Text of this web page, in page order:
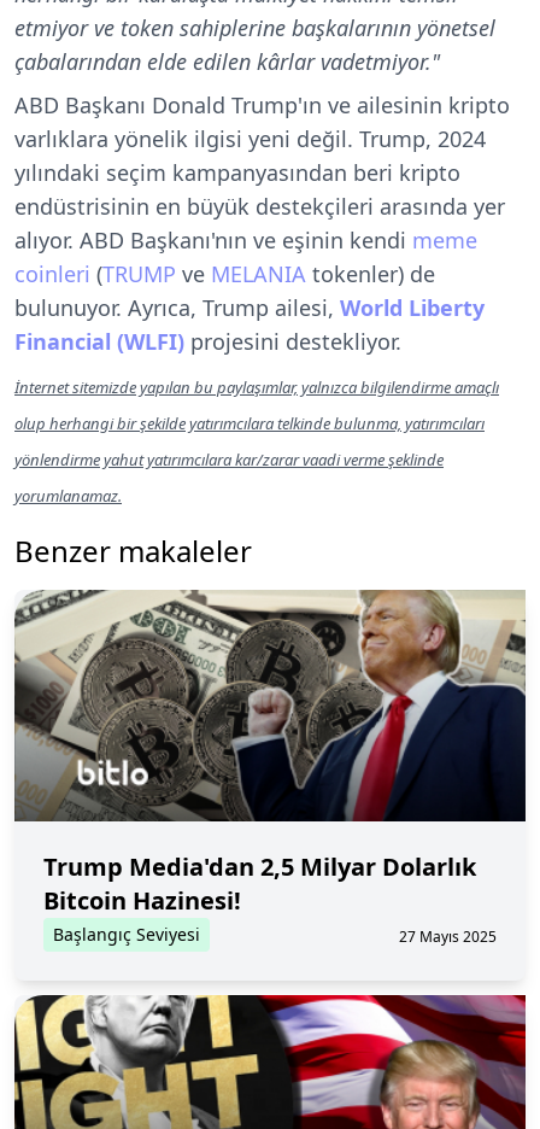
etmiyor ve token sahiplerine başkalarının yönetsel
çabalarından elde edilen kârlar vadetmiyor."
ABD Başkanı Donald Trump'ın ve ailesinin kripto
varlıklara yönelik ilgisi yeni değil. Trump, 2024
yılındaki seçim kampanyasından beri kripto
endüstrisinin en büyük destekçileri arasında yer
alıyor. ABD Başkanı'nın ve eşinin kendi meme
coinleri (TRUMP ve MELANIA tokenler) de
bulunuyor. Ayrıca, Trump ailesi, World Liberty
Financial (WLFI) projesini destekliyor.
İnternet sitemizde yapılan bu paylaşımlar, yalnızca bilgilendirme amaçlı
olup herhangi bir şekilde yatırımcılara telkinde bulunma, yatırımcıları
yönlendirme yahut yatırımcılara kar/zarar vaadi verme şeklinde
yorumlanamaz.
Benzer makaleler
Trump Media'dan 2,5 Milyar Dolarlık
Bitcoin Hazinesi!
Başlangıç Seviyesi 27 Mayıs 2025